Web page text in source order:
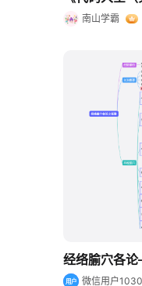
南山学霸
经络腧穴各
用户 微信用户